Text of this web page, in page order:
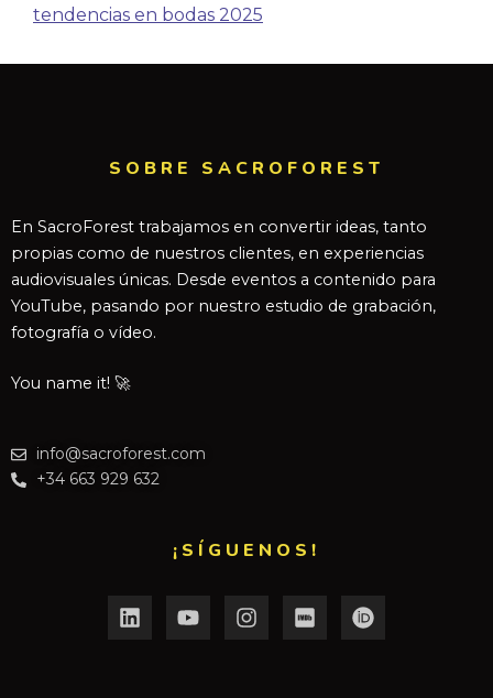
tendencias en bodas 2025
SOBRE SACROFOREST
En SacroForest trabajamos en convertir ideas, tanto
propias como de nuestros clientes, en experiencias
audiovisuales únicas. Desde eventos a contenido para
YouTube, pasando por nuestro estudio de grabación,
fotografía o vídeo.
You name it! 🚀
info@sacroforest.com
+34 663 929 632
¡SÍGUENOS!